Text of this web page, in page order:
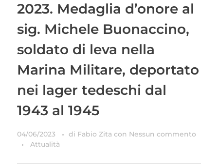
2023. Medaglia d’onore al
sig. Michele Buonaccino,
soldato di leva nella
Marina Militare, deportato
nei lager tedeschi dal
1943 al 1945
04/06/2023 di Fabio Zita con Nessun commento
Attualità